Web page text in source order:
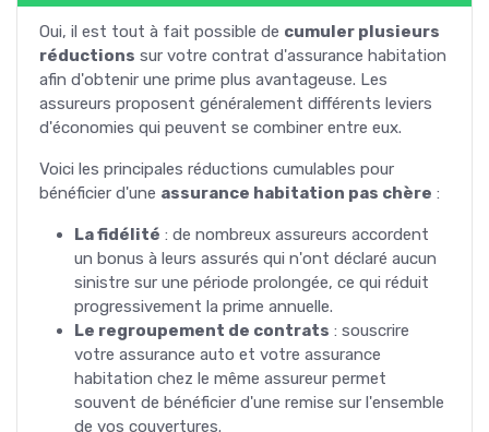
Oui, il est tout à fait possible de cumuler plusieurs
réductions sur votre contrat d'assurance habitation
afin d'obtenir une prime plus avantageuse. Les
assureurs proposent généralement différents leviers
d'économies qui peuvent se combiner entre eux.
Voici les principales réductions cumulables pour
bénéficier d'une assurance habitation pas chère :
La fidélité : de nombreux assureurs accordent
un bonus à leurs assurés qui n'ont déclaré aucun
sinistre sur une période prolongée, ce qui réduit
progressivement la prime annuelle.
Le regroupement de contrats : souscrire
votre assurance auto et votre assurance
habitation chez le même assureur permet
souvent de bénéficier d'une remise sur l'ensemble
de vos couvertures.